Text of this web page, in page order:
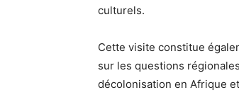
culturels.
Cette visite constitue
sur les questions
décolonisation en Afrique